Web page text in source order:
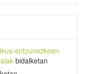
entzunezkoen
bidalketan